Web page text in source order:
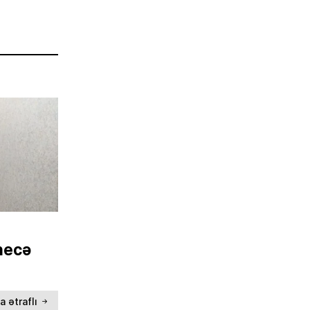
ətraflı